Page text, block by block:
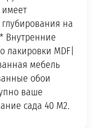
имеет
на
Внутренние
лакировки MDF|
мебель
обои
ваше
сада 40 M2.